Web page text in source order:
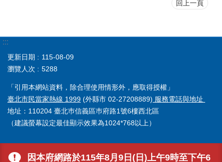
因本府網路於115年8月9日(日)上午9時至下午6
回上一頁
:::
更新日期
115-08-09
瀏覽人次
5288
「引用本網站資料，除合理使用情形外，應取得授權」
臺北市民當家熱線 1999 (外縣市 02-27208889) 服務電話與地址
地址：110204 臺北巿信義區巿府路1號6樓西北區
（建議螢幕設定最佳顯示效果為1024*768以上）